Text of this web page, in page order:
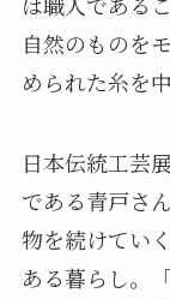
自然のものを
められた糸を
日本伝統工芸
である青戸さ
物を続けてい
ある暮らし。